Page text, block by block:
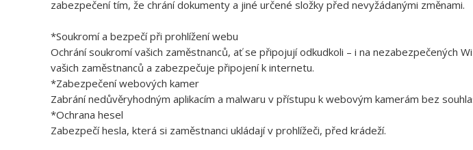
zabezpečení tím, že chrání dokumenty a jiné určené složky před nevyžádanými změnami.
*Soukromí a bezpečí při prohlížení webu
Ochrání soukromí vašich zaměstnanců, ať se připojují odkudkoli – i na nezabezpečených
vašich zaměstnanců a zabezpečuje připojení k internetu.
*Zabezpečení webových kamer
Zabrání nedůvěryhodným aplikacím a malwaru v přístupu k webovým kamerám bez
*Ochrana hesel
Zabezpečí hesla, která si zaměstnanci ukládají v prohlížeči, před krádeží.